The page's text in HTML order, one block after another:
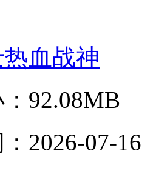
血战神
92.08MB
2026-07-16